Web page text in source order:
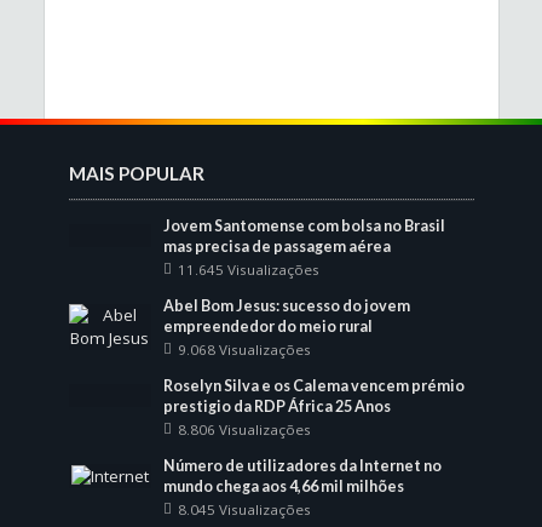
MAIS POPULAR
Jovem Santomense com bolsa no Brasil
mas precisa de passagem aérea
11.645 Visualizações
Abel Bom Jesus: sucesso do jovem
empreendedor do meio rural
9.068 Visualizações
Roselyn Silva e os Calema vencem prémio
prestigio da RDP África 25 Anos
8.806 Visualizações
Número de utilizadores da Internet no
mundo chega aos 4,66 mil milhões
8.045 Visualizações